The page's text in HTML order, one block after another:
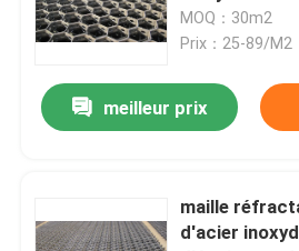
MOQ：30m2
Prix：25-89/M2
meilleur prix
maille
d'acier